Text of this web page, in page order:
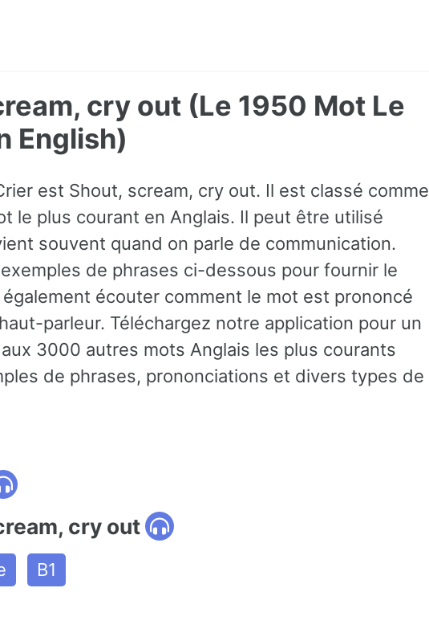
cry out (Le 1950 Mot Le
English)
est Shout, scream, cry out. Il est classé comme
le plus courant en Anglais. Il peut être utilisé
souvent quand on parle de communication.
de phrases ci-dessous pour fournir le
écouter comment le mot est prononcé
parleur. Téléchargez notre application pour un
3000 autres mots Anglais les plus courants
de phrases, prononciations et divers types de
cry out
B1